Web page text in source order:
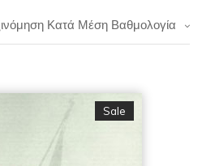
Κατά Μέση Βαθμολογία
Sale